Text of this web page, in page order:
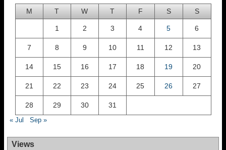
M T W T F S S
1 2 3 4 5 6
7 8 9 10 11 12 13
14 15 16 17 18 19 20
21 22 23 24 25 26 27
28 29 30 31
« Jul Sep »
Views